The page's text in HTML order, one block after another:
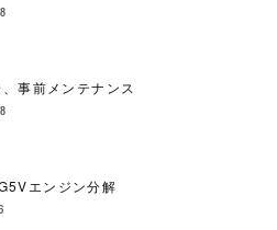
事前メンテナンス
エンジン分解